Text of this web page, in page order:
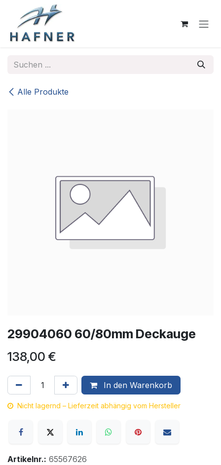
Zum Inhalt springen
Alle Produkte
29904060 60/80mm Deckauge
138,00 €
In den Warenkorb
Nicht lagernd – Lieferzeit abhängig vom Hersteller
Artikelnr.: 65567626